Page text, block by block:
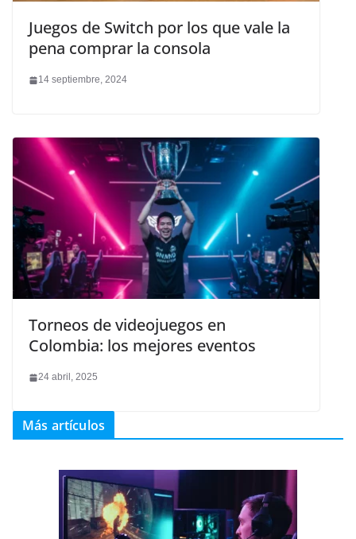
Juegos de Switch por los que vale la
pena comprar la consola
14 septiembre, 2024
Torneos de videojuegos en
Colombia: los mejores eventos
24 abril, 2025
Más artículos